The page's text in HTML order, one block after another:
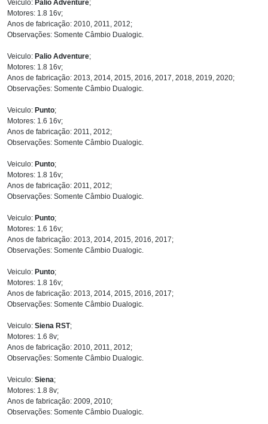
Veiculo: Palio Adventure;
Motores: 1.8 16v;
Anos de fabricação: 2010, 2011, 2012;
Observações: Somente Câmbio Dualogic.
Veiculo: Palio Adventure;
Motores: 1.8 16v;
Anos de fabricação: 2013, 2014, 2015, 2016, 2017, 2018, 2019, 2020;
Observações: Somente Câmbio Dualogic.
Veiculo: Punto;
Motores: 1.6 16v;
Anos de fabricação: 2011, 2012;
Observações: Somente Câmbio Dualogic.
Veiculo: Punto;
Motores: 1.8 16v;
Anos de fabricação: 2011, 2012;
Observações: Somente Câmbio Dualogic.
Veiculo: Punto;
Motores: 1.6 16v;
Anos de fabricação: 2013, 2014, 2015, 2016, 2017;
Observações: Somente Câmbio Dualogic.
Veiculo: Punto;
Motores: 1.8 16v;
Anos de fabricação: 2013, 2014, 2015, 2016, 2017;
Observações: Somente Câmbio Dualogic.
Veiculo: Siena RST;
Motores: 1.6 8v;
Anos de fabricação: 2010, 2011, 2012;
Observações: Somente Câmbio Dualogic.
Veiculo: Siena;
Motores: 1.8 8v;
Anos de fabricação: 2009, 2010;
Observações: Somente Câmbio Dualogic.